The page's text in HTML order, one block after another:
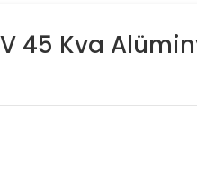
45 Kva